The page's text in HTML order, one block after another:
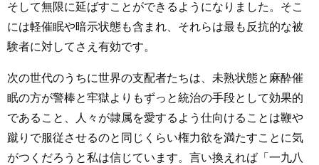
そして無限に延ばすことができるようになりました。そこ
には軽催眠や暗示状態も含まれ、それらは最も反抗的な被
験者に対してさえ有効です。
次の世代のうちに世界の支配者たちは、未熟状態と麻酔催
眠の方が警棒と牢獄よりもずっと統治の手段として効果的
であること、人々が隷属を愛するよう仕向けることは鞭や
蹴りで服従させるのと同じくらい権力欲を満たすことに気
がつくだろうと私は信じています。言い換えれば「一九八